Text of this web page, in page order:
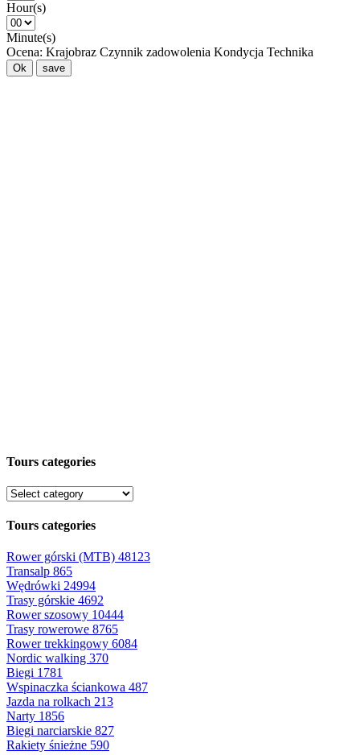
Hour(s)
Minute(s)
Ocena: Krajobraz Czynnik zadowolenia Kondycja Technika
Ok save
Tours categories
Tours categories
Rower górski (MTB) 48123
Transalp 865
Wędrówki 24994
Trasy górskie 4692
Rower szosowy 10444
Trasy rowerowe 8765
Rower trekkingowy 6084
Nordic walking 370
Biegi 1781
Wspinaczka ściankowa 487
Jazda na rolkach 213
Narty 1856
Biegi narciarskie 827
Rakiety śnieżne 590